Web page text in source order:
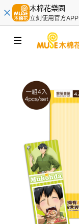
木棉花樂園
立刻使用官方APP